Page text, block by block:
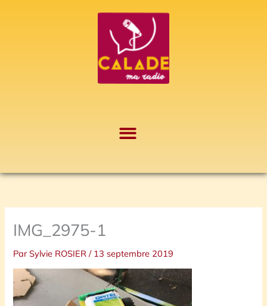
IMG_2975-1
ParSylvie ROSIER/ 13 septembre 2019